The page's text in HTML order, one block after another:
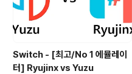
Switch - [최고/No 1 에뮬레이
터] Ryujinx vs Yuzu